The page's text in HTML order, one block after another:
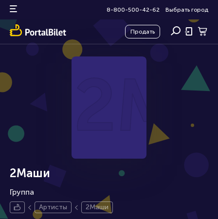
8-800-500-42-62 Выбрать город
Продать
2Маши
Группа
Артисты 2Маши